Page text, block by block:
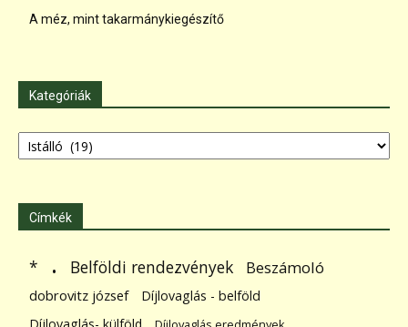
A méz, mint takarmánykiegészítő
Kategóriák
Kategóriák
Címkék
* . Belföldi rendezvények Beszámoló
dobrovitz józsef
Díjlovaglás - belföld